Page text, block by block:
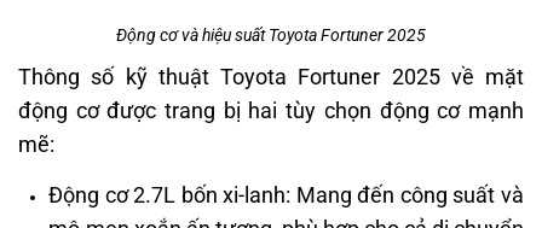
Động cơ và hiệu suất Toyota Fortuner 2025
Thông số kỹ thuật Toyota Fortuner 2025 về mặt
động cơ được trang bị hai tùy chọn động cơ mạnh
mẽ:
Động cơ 2.7L bốn xi-lanh: Mang đến công suất và